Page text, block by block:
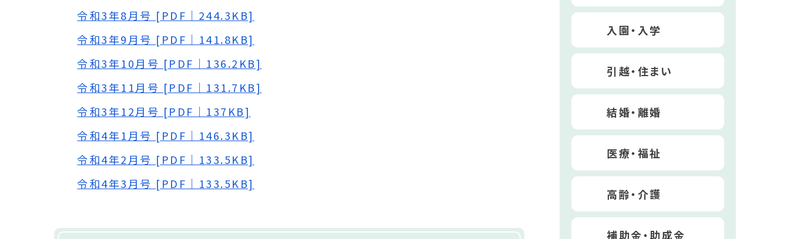
令和3年8月号 [PDF｜244.3KB]
令和3年9月号 [PDF｜141.8KB]
令和3年10月号 [PDF｜136.2KB]
令和3年11月号 [PDF｜131.7KB]
令和3年12月号 [PDF｜137KB]
令和4年1月号 [PDF｜146.3KB]
令和4年2月号 [PDF｜133.5KB]
令和4年3月号 [PDF｜133.5KB]
入園・入学
引越・住まい
結婚・離婚
医療・福祉
高齢・介護
補助金・助成金